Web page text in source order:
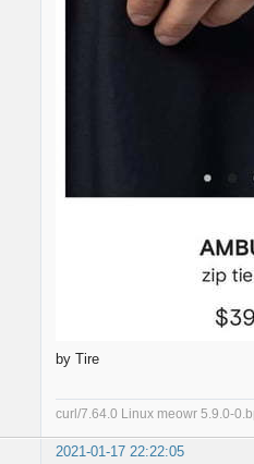
by Tire
curl/7.64.0 Linux meowr 5.9.0-
2021-01-17 22:22:05